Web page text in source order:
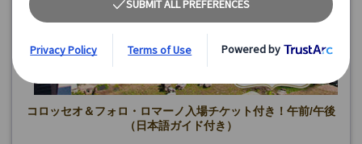
コロッセオ＆フォロ・ロマーノ入場チケット付き！午前/午後
（日本語ガイド付き）